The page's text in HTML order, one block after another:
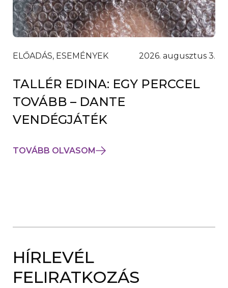
ELŐADÁS, ESEMÉNYEK 2026. augusztus 3.
TALLÉR EDINA: EGY PERCCEL
TOVÁBB – DANTE
VENDÉGJÁTÉK
TOVÁBB OLVASOM
HÍRLEVÉL
FELIRATKOZÁS